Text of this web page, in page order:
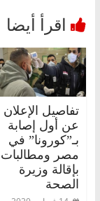
تفاصيل الإعلان
عن أول إصابة
بـ”كورونا” في
مصر ومطالبات
بإقالة وزيرة
الصحة